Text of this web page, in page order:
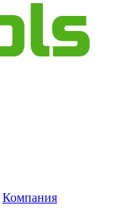
Компания